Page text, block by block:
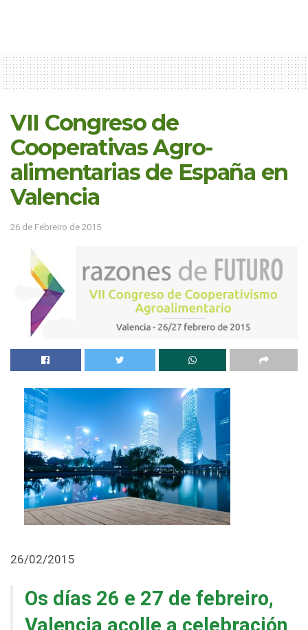
VII Congreso de
Cooperativas Agro-
alimentarias de España en
Valencia
26 de Febreiro de 2015
26/02/2015
Os días 26 e 27 de febreiro,
Valencia acolle a celebración